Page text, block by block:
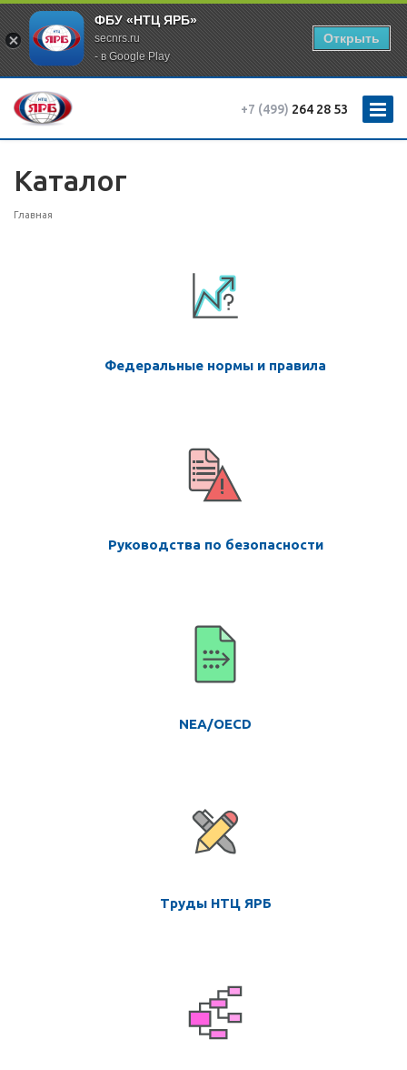
ФБУ «НТЦ ЯРБ»
secnrs.ru
- в Google Play
Открыть
+7 (499) 264 28 53
Каталог
Главная
Федеральные нормы и правила
Руководства по безопасности
NEA/OECD
Труды НТЦ ЯРБ